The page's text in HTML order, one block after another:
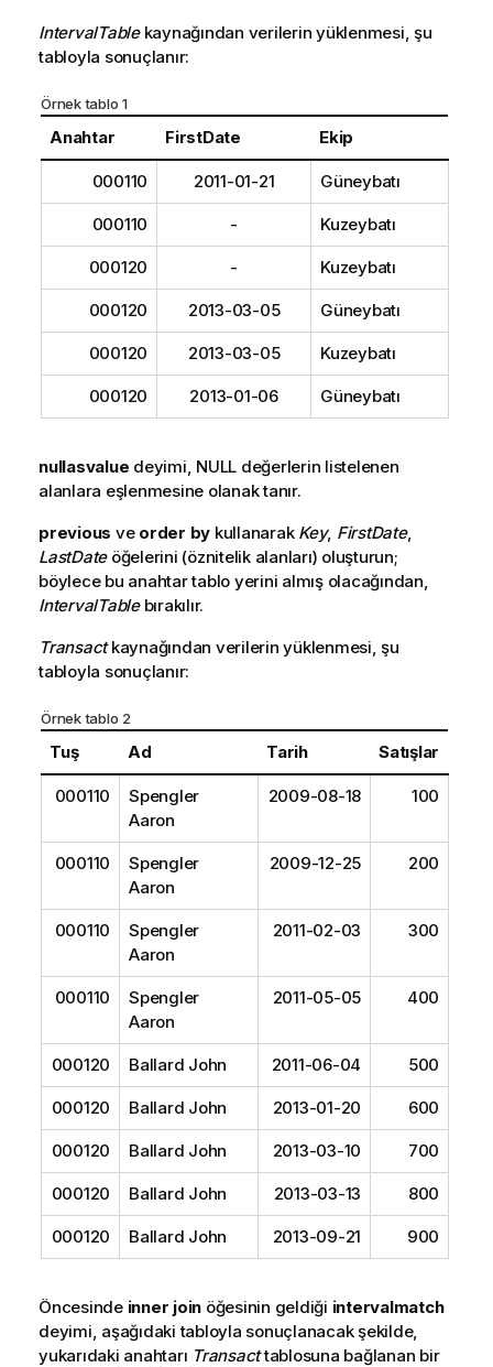
IntervalTablekaynağından verilerin yüklenmesi, şu
tabloyla sonuçlanır:
Örnek tablo 1
Anahtar FirstDate Ekip
000110 2011-01-21 Güneybatı
000110 - Kuzeybatı
000120 - Kuzeybatı
000120 2013-03-05 Güneybatı
000120 2013-03-05 Kuzeybatı
000120 2013-01-06 Güneybatı
nullasvalue deyimi, NULL değerlerin listelenen
alanlara eşlenmesine olanak tanır.
previous ve order by kullanarak Key, FirstDate,
LastDateöğelerini (öznitelik alanları) oluşturun;
böylece bu anahtar tablo yerini almış olacağından,
IntervalTablebırakılır.
Transactkaynağından verilerin yüklenmesi, şu
tabloyla sonuçlanır:
Örnek tablo 2
Tuş Ad Tarih Satışlar
000110
Spengler
Aaron
2009-08-18 100
000110
Spengler
Aaron
2009-12-25 200
000110
Spengler
Aaron
2011-02-03 300
000110
Spengler
Aaron
2011-05-05 400
000120 Ballard John 2011-06-04 500
000120 Ballard John 2013-01-20 600
000120 Ballard John 2013-03-10 700
000120 Ballard John 2013-03-13 800
000120 Ballard John 2013-09-21 900
Öncesinde inner join öğesinin geldiği intervalmatch
deyimi, aşağıdaki tabloyla sonuçlanacak şekilde,
yukarıdaki anahtarı Transacttablosuna bağlanan bir